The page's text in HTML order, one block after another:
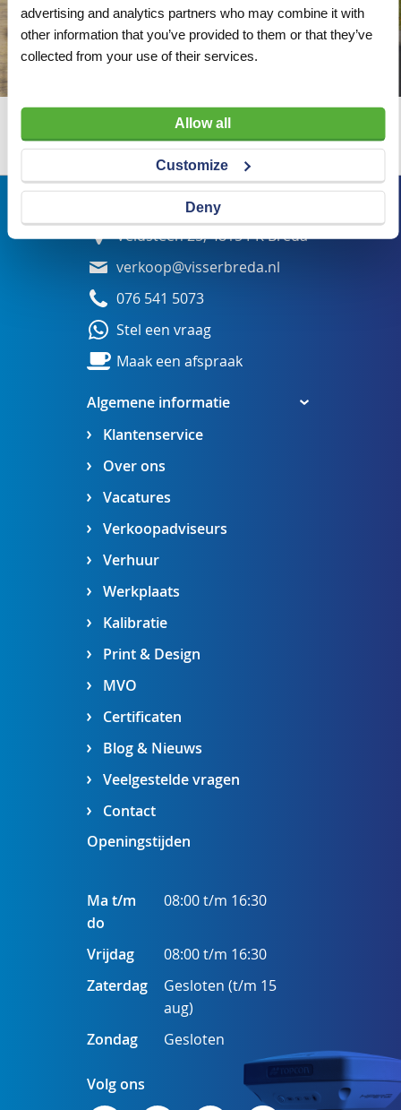
advertising and analytics partners who may combine it with
other information that you’ve provided to them or that they’ve
collected from your use of their services.
Allow all
Customize
Deny
Algemene informatie
Klantenservice
Over ons
Vacatures
Verkoopadviseurs
Verhuur
Werkplaats
Kalibratie
Print & Design
MVO
Certificaten
Blog & Nieuws
Veelgestelde vragen
Contact
Veldsteen 25, 4815 PK Breda
verkoop@visserbreda.nl
076 541 5073
Stel een vraag
Maak een afspraak
Openingstijden
Ma t/m
do
08:00 t/m 16:30
Vrijdag
08:00 t/m 16:30
Zaterdag
Gesloten (t/m 15
aug)
Zondag
Gesloten
Volg ons